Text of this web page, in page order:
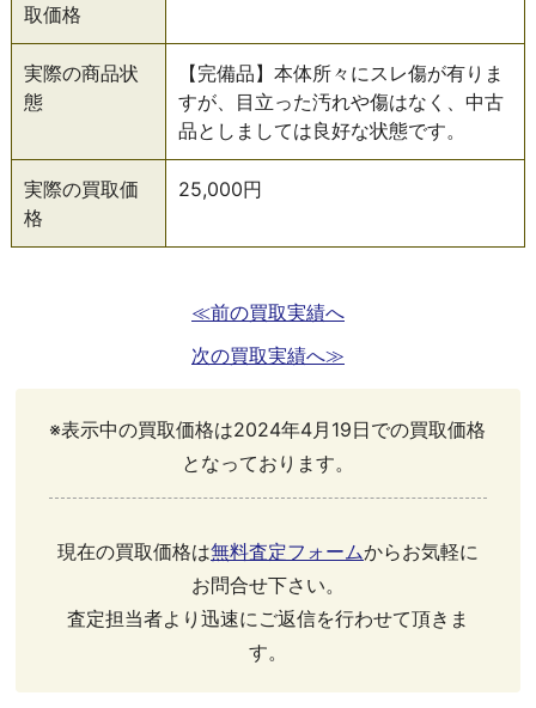
取価格
実際の商品状
態
【完備品】本体所々にスレ傷が有りま
すが、目立った汚れや傷はなく、中古
品としましては良好な状態です。
実際の買取価
格
25,000円
≪前の買取実績へ
次の買取実績へ≫
※表示中の買取価格は2024年4月19日での買取価格
となっております。
現在の買取価格は無料査定フォームからお気軽に
お問合せ下さい。
査定担当者より迅速にご返信を行わせて頂きま
す。